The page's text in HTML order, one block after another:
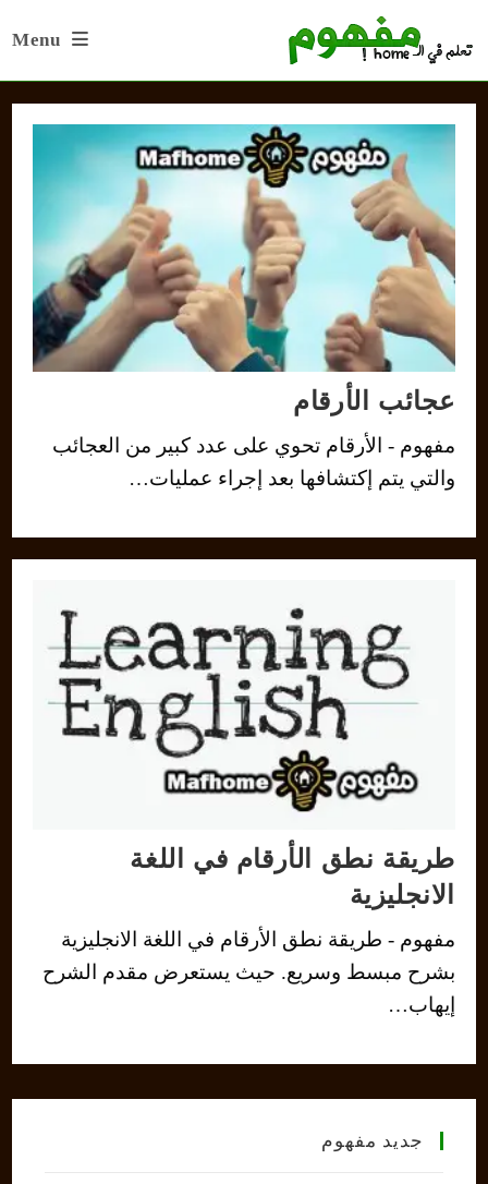
Menu
عجائب الأرقام
مفهوم - الأرقام تحوي على عدد كبير من العجائب
والتي يتم إكتشافها بعد إجراء عمليات…
طريقة نطق الأرقام في اللغة
الانجليزية
مفهوم - طريقة نطق الأرقام في اللغة الانجليزية
بشرح مبسط وسريع. حيث يستعرض مقدم الشرح
إيهاب…
جديد مفهوم